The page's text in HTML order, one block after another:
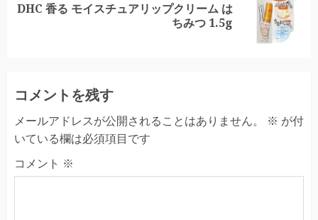
Next
DHC 香る モイスチュアリップクリーム は
ちみつ 1.5g
コメントを残す
メールアドレスが公開されることはありません。 ※ が付
いている欄は必須項目です
コメント ※